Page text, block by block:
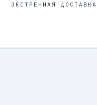
ЭКСТРЕННАЯ ДОСТАВКА